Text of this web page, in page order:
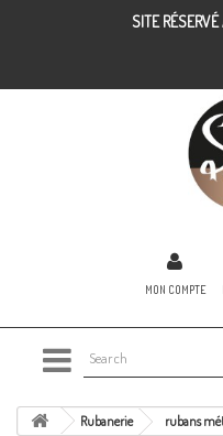
SITE
MON COMPTE
Rubanerie rubans